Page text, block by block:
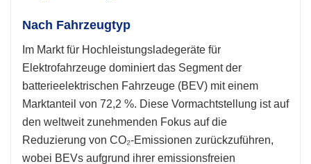
Nach Fahrzeugtyp
Im Markt für Hochleistungsladegeräte für
Elektrofahrzeuge dominiert das Segment der
batterieelektrischen Fahrzeuge (BEV) mit einem
Marktanteil von 72,2 %. Diese Vormachtstellung ist auf
den weltweit zunehmenden Fokus auf die
Reduzierung von CO₂-Emissionen zurückzuführen,
wobei BEVs aufgrund ihrer emissionsfreien